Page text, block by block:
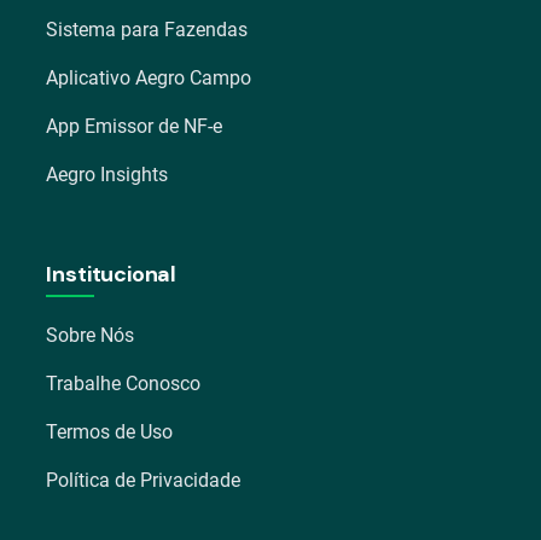
Sistema para Fazendas
Aplicativo Aegro Campo
App Emissor de NF-e
Aegro Insights
Institucional
Sobre Nós
Trabalhe Conosco
Termos de Uso
Política de Privacidade